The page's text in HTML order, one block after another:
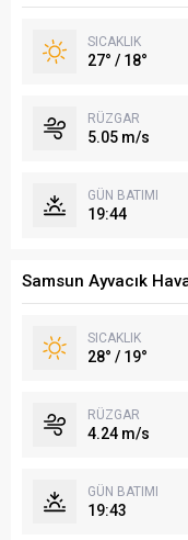
SICAKLIK
27° / 18°
RÜZGAR
5.05 m/s
GÜN BATIMI
19:44
Samsun Ayvacık
SICAKLIK
28° / 19°
RÜZGAR
4.24 m/s
GÜN BATIMI
19:43